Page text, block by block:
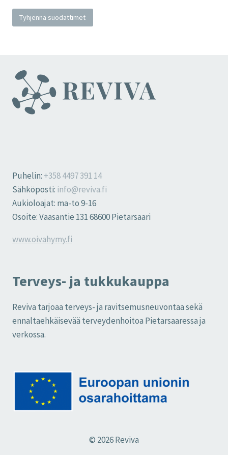
Tyhjennä suodattimet
Puhelin: +358 4497 391 14
Sähköposti: info@reviva.fi
Aukioloajat: ma-to 9-16
Osoite: Vaasantie 131 68600 Pietarsaari
www.oivahymy.fi
Terveys- ja tukkukauppa
Reviva tarjoaa terveys- ja ravitsemusneuvontaa sekä
ennaltaehkäisevää terveydenhoitoa Pietarsaaressa ja
verkossa.
© 2026 Reviva